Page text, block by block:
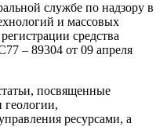
службе по надзору в
и массовых
средства
– 89304 от 09 апреля
посвященные
геологии,
ресурсами, а